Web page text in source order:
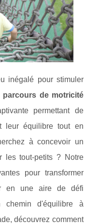
inégalé pour stimuler
parcours de motricité
permettant de
leur équilibre tout en
à concevoir un
les tout-petits ? Notre
pour transformer
en une aire de défi
chemin d'équilibre à
découvrez comment